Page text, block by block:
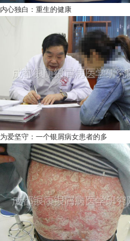
内心独白：重生的健康
为爱坚守：一个银屑病女患者的多